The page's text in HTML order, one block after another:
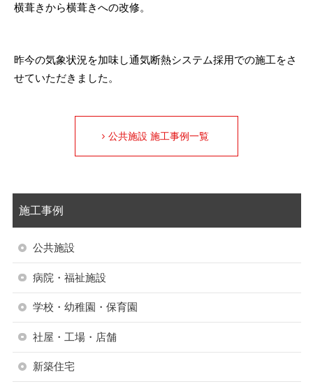
横葺きから横葺きへの改修。
昨今の気象状況を加味し通気断熱システム採用での施工をさ
せていただきました。
公共施設 施工事例一覧
施工事例
公共施設
病院・福祉施設
学校・幼稚園・保育園
社屋・工場・店舗
新築住宅